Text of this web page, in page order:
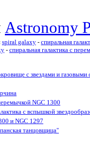
Astronomy
spiral galaxy - спиральная
- спиральная галактика с
с звездами и газовыми
NGC 1300
с вспышкой
и NGC 1297
танцовщица"